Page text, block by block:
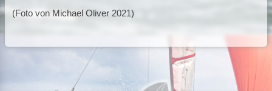
(Foto von Michael Oliver 2021)